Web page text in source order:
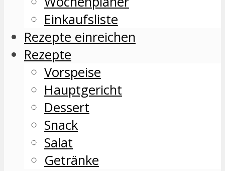
Einkaufsliste
Rezepte einreichen
Rezepte
Vorspeise
Hauptgericht
Dessert
Snack
Salat
Getränke